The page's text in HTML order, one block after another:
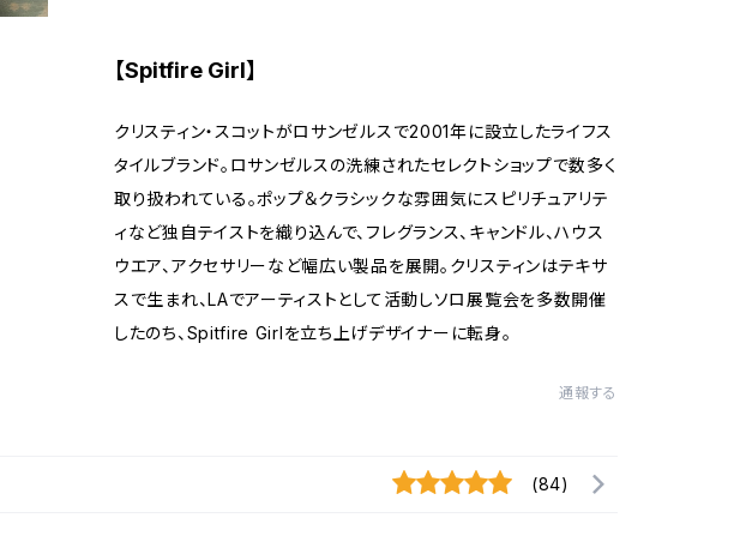
【Spitfire Girl】
クリスティン・スコットがロサンゼルスで2001年に設立したライフス
タイルブランド。ロサンゼルスの洗練されたセレクトショップで数多く
取り扱われている。ポップ＆クラシックな雰囲気にスピリチュアリテ
ィなど独自テイストを織り込んで、フレグランス、キャンドル、ハウス
ウエア、アクセサリーなど幅広い製品を展開。クリスティンはテキサ
スで生まれ、LAでアーティストとして活動しソロ展覧会を多数開催
したのち、Spitfire Girlを立ち上げデザイナーに転身。
通報する
(84)